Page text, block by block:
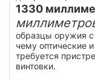
1330
образцы оружия с
чему оптические
требуется
винтовки.